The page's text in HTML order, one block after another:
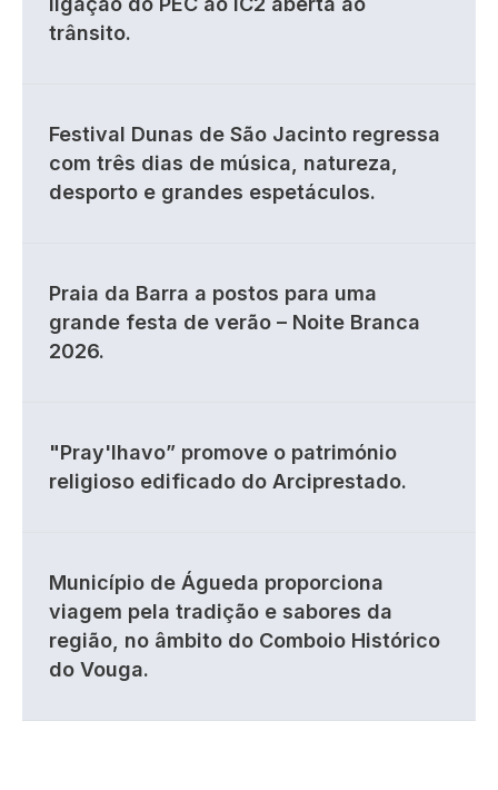
trânsito.
Festival Dunas de São Jacinto regressa
com três dias de música, natureza,
desporto e grandes espetáculos.
Praia da Barra a postos para uma
grande festa de verão – Noite Branca
2026.
"Pray'lhavo” promove o património
religioso edificado do Arciprestado.
Município de Águeda proporciona
viagem pela tradição e sabores da
região, no âmbito do Comboio Histórico
do Vouga.